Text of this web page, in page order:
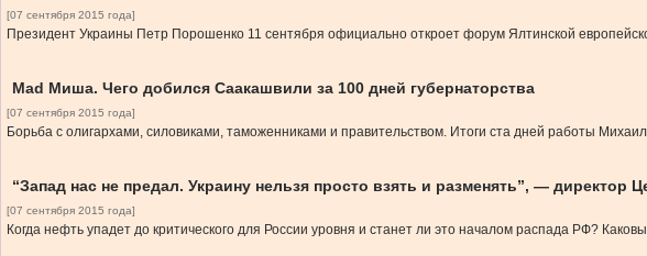
[07 сентября 2015 года]
Президент Украины Петр Порошенко 11 сентября официально откроет форум Ялтинской
Mad Миша. Чего добился Саакашвили за 100 дней губернаторства
[07 сентября 2015 года]
Борьба с олигархами, силовиками, таможенниками и правительством. Итоги ста дней работы
“Запад нас не предал. Украину нельзя просто взять и разменять”, —
[07 сентября 2015 года]
Когда нефть упадет до критического для России уровня и станет ли это началом распада РФ?